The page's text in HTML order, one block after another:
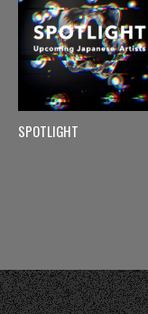
SPOTLIGHT